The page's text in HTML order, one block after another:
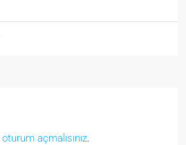
oturum açmalısınız.